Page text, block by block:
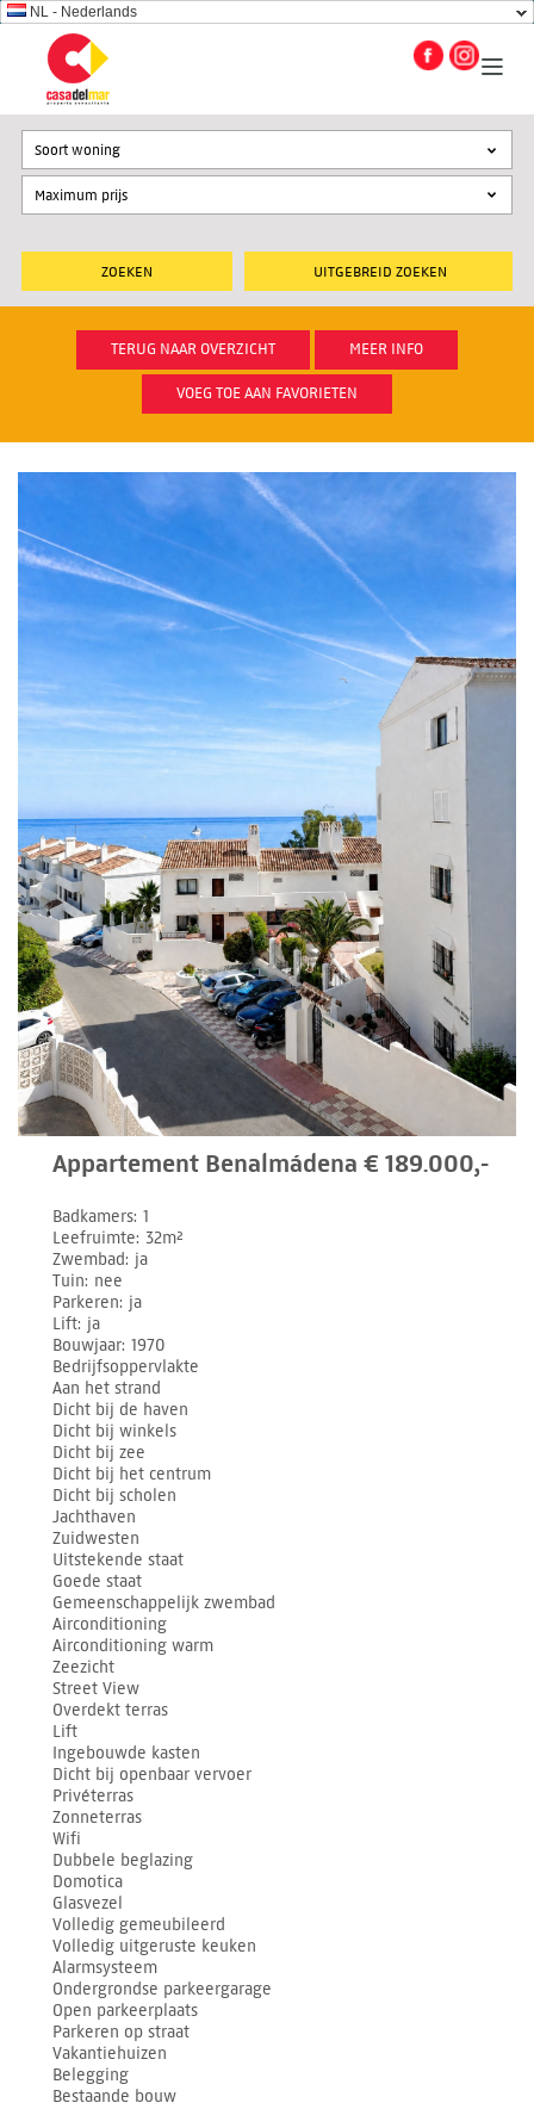
NL - Nederlands
UITGEBREID ZOEKEN
Soort woning
TERUG NAAR OVERZICHT MEER INFO
VOEG TOE AAN FAVORIETEN
Appartement Benalmádena € 189.000,-
Badkamers 1
Leefruimte 32m²
Zwembad ja
Tuin nee
Parkeren ja
Lift ja
Bouwjaar 1970
Bedrijfsoppervlakte
Aan het strand
Dicht bij de haven
Dicht bij winkels
Dicht bij zee
Dicht bij het centrum
Dicht bij scholen
Jachthaven
Zuidwesten
Uitstekende staat
Goede staat
Gemeenschappelijk zwembad
Airconditioning
Airconditioning warm
Zeezicht
Street View
Overdekt terras
Lift
Ingebouwde kasten
Dicht bij openbaar vervoer
Privéterras
Zonneterras
Wifi
Dubbele beglazing
Domotica
Glasvezel
Volledig gemeubileerd
Volledig uitgeruste keuken
Alarmsysteem
Ondergrondse parkeergarage
Open parkeerplaats
Parkeren op straat
Vakantiehuizen
Belegging
Bestaande bouw